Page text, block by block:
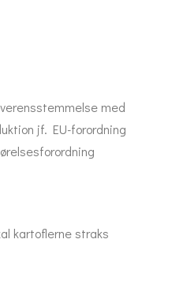
med
jf. EU-forordning
kartoflerne straks